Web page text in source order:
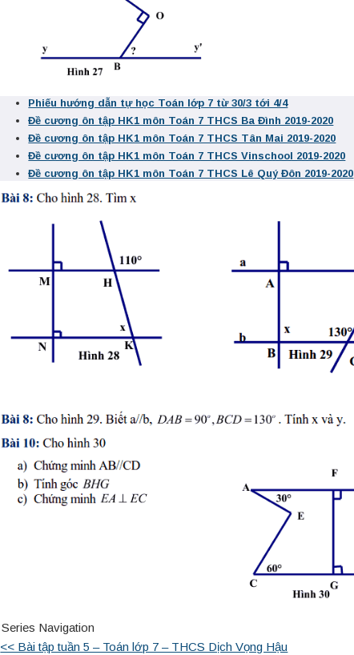
Phiếu hướng dẫn tự học Toán lớp 7 từ 30/3 tới 4/4
Đề cương ôn tập HK1 môn Toán 7 THCS Ba Đình 2019-2020
Đề cương ôn tập HK1 môn Toán 7 THCS Tân Mai 2019-2020
Đề cương ôn tập HK1 môn Toán 7 THCS Vinschool 2019-2020
Đề cương ôn tập HK1 môn Toán 7 THCS Lê Quý Đôn 2019-2020
Series Navigation
<< Bài tập tuần 5 – Toán lớp 7 – THCS Dịch Vọng Hậu